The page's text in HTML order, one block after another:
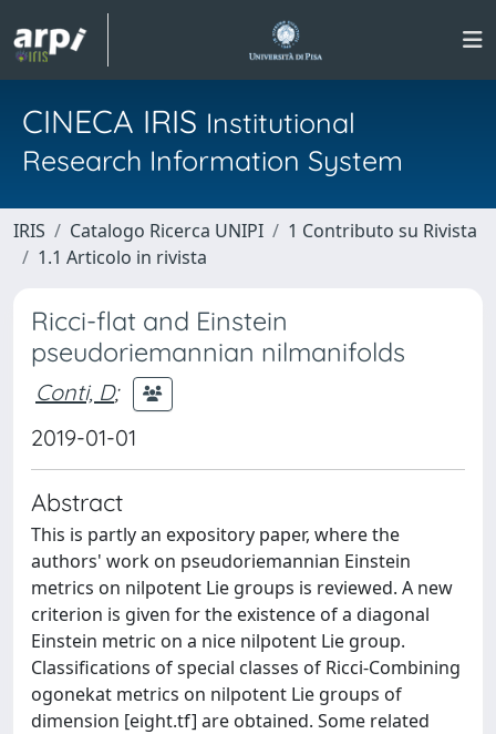
CINECA IRIS Institutional
Research Information System
IRIS Catalogo Ricerca UNIPI
1 Contributo su Rivista
1.1 Articolo in rivista
Ricci-flat and Einstein
pseudoriemannian nilmanifolds
Conti, D;
2019-01-01
Abstract
This is partly an expository paper, where the
authors' work on pseudoriemannian Einstein
metrics on nilpotent Lie groups is reviewed. A new
criterion is given for the existence of a diagonal
Einstein metric on a nice nilpotent Lie group.
Classifications of special classes of Ricci-Combining
ogonekat metrics on nilpotent Lie groups of
dimension [eight.tf] are obtained. Some related